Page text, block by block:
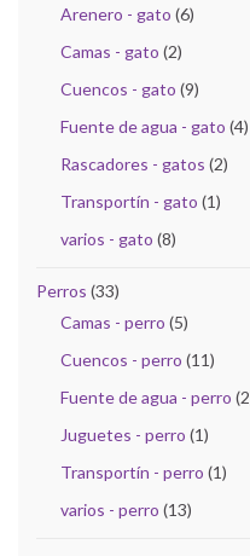
Arenero - gato (6)
Camas - gato (2)
Cuencos - gato (9)
Fuente de agua - gato (4)
Rascadores - gatos (2)
Transportín - gato (1)
varios - gato (8)
Perros (33)
Camas - perro (5)
Cuencos - perro (11)
Fuente de agua - perro
Juguetes - perro (1)
Transportín - perro (1)
varios - perro (13)